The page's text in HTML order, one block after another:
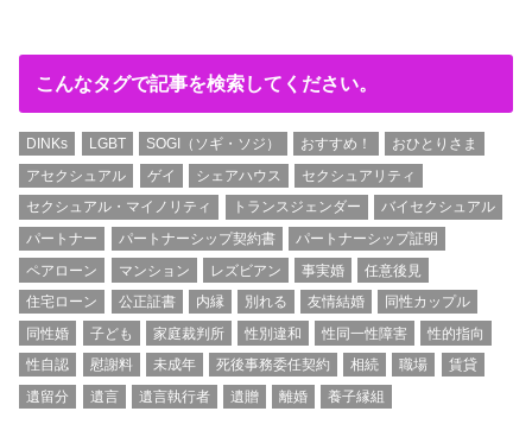
こんなタグで記事を検索してください。
DINKs LGBT SOGI（ソギ・ソジ） おすすめ！
おひとりさま
アセクシュアル
ゲイ シェアハウス
セクシュアリティ
セクシュアル・マイノリティ
トランスジェンダー
バイセクシュアル
パートナー
パートナーシップ契約書
パートナーシップ証明
ペアローン
マンション レズビアン 事実婚
任意後見
住宅ローン
公正証書 内縁 別れる 友情結婚
同性カップル
同性婚
子ども 家庭裁判所 性別違和 性同一性障害
性的指向
性自認
慰謝料 未成年 死後事務委任契約 相続 職場
賃貸
遺留分
遺言 遺言執行者 遺贈 離婚 養子縁組